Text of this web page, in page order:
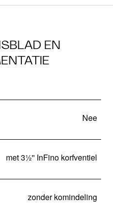
EN
Nee
met 3½'' InFino korfventiel
zonder komindeling